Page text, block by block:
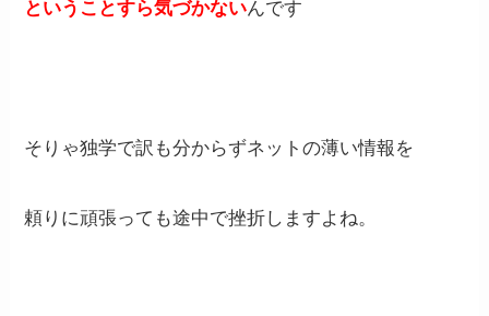
ということすら気づかないんです
そりゃ独学で訳も分からずネットの薄い情報を
頼りに頑張っても途中で挫折しますよね。